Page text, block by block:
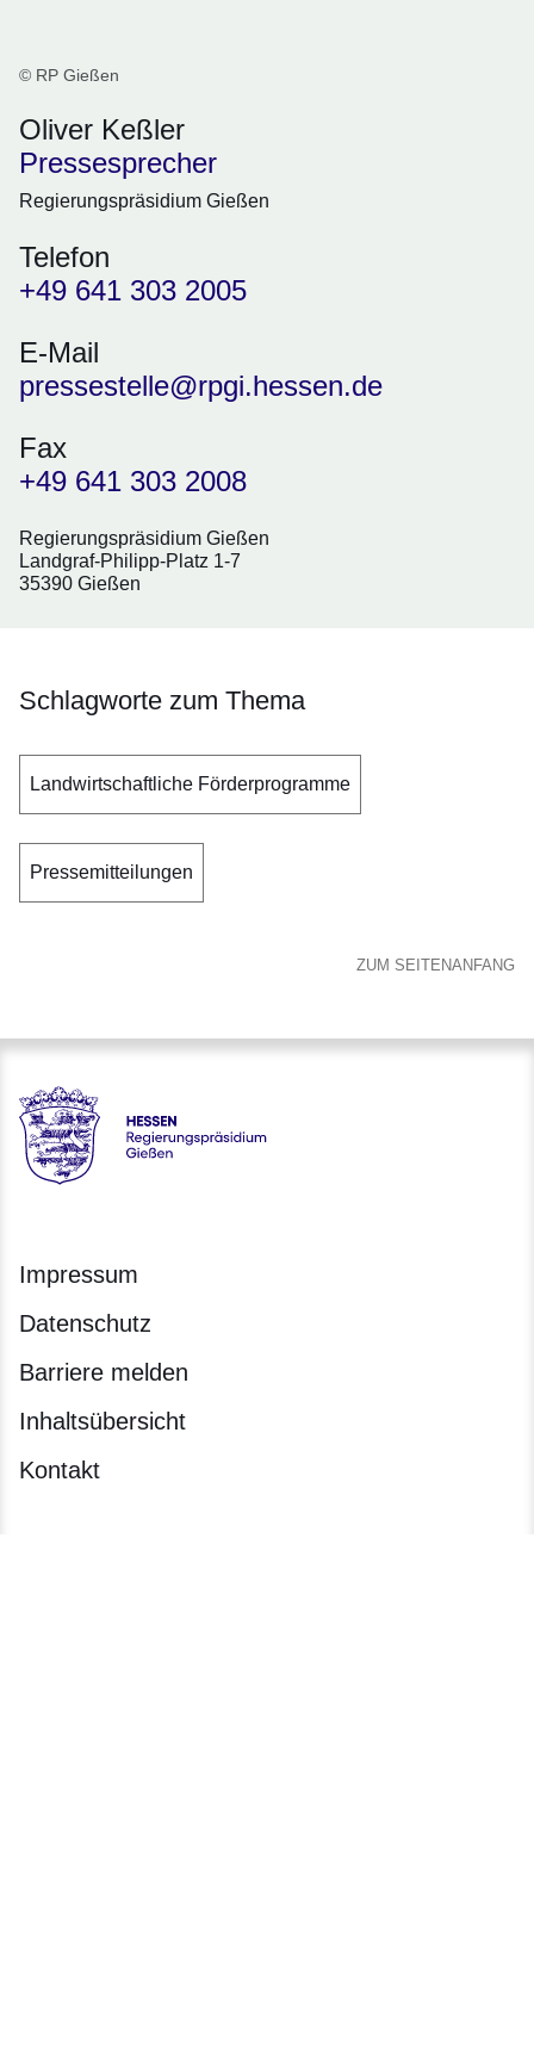
© RP Gießen
Oliver Keßler
Pressesprecher
Regierungspräsidium Gießen
Telefon
+49 641 303 2005
E-Mail
pressestelle@rpgi.hessen.de
Fax
+49 641 303 2008
Regierungspräsidium Gießen
Landgraf-Philipp-Platz 1-7
35390 Gießen
Schlagworte zum Thema
Landwirtschaftliche Förderprogramme
Pressemitteilungen
ZUM SEITENANFANG
Hessen - Regierungspräsidium Gießen
Impressum
Datenschutz
Barriere melden
Inhaltsübersicht
Kontakt